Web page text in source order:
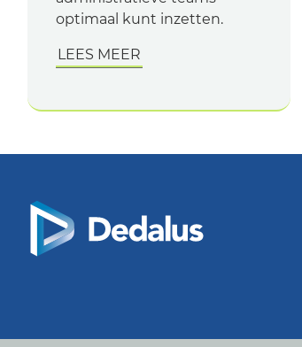
optimaal kunt inzetten.
LEES MEER